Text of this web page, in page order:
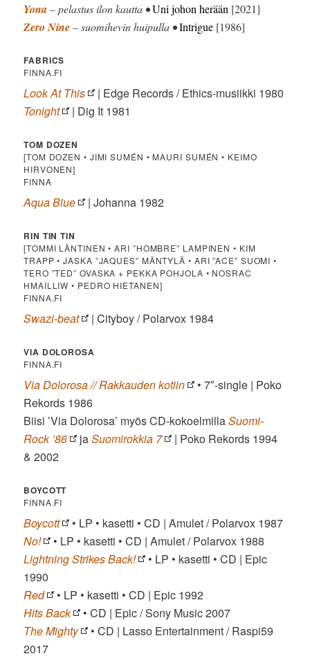
Yona– pelastus ilon kautta •Uni johon herään [2021]
Zero Nine– suomihevin huipulla •Intrigue [1986]
FABRICS
FINNA.FI
Look At This
| Edge Records / Ethics-musiikki 1980
Tonight
| Dig It 1981
TOM DOZEN
[TOM DOZEN • JIMI SUMÉN • MAURI SUMÉN • KEIMO
HIRVONEN]
FINNA
Aqua Blue | Johanna 1982
RIN TIN TIN
[TOMMI LÄNTINEN • ARI ”HOMBRE” LAMPINEN • KIM
TRAPP • JASKA ”JAQUES” MÄNTYLÄ • ARI ”ACE” SUOMI •
TERO ”TED” OVASKA + PEKKA POHJOLA • NOSRAC
HMAILLIW • PEDRO HIETANEN]
FINNA.FI
Swazi-beat | Cityboy / Polarvox 1984
VIA DOLOROSA
FINNA.FI
Via Dolorosa // Rakkauden kotiin
• 7″-single | Poko
Rekords 1986
Biisi ’Via Dolorosa’ myös CD-kokoelmillaSuomi-
Rock ’86
jaSuomirokkia 7
| Poko Rekords 1994
& 2002
BOYCOTT
FINNA.FI
Boycott
• LP • kasetti • CD | Amulet / Polarvox 1987
No!
• LP • kasetti • CD | Amulet / Polarvox 1988
Lightning Strikes Back!
• LP • kasetti • CD | Epic
1990
Red
• LP • kasetti • CD | Epic 1992
Hits Back
• CD | Epic / Sony Music 2007
The Mighty
• CD | Lasso Entertainment / Raspi59
2017